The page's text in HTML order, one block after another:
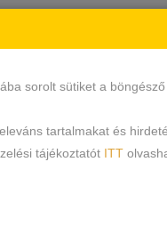
típusa. Vékony
sorolt sütiket a
tartalmakat és
tájékoztatót ITT